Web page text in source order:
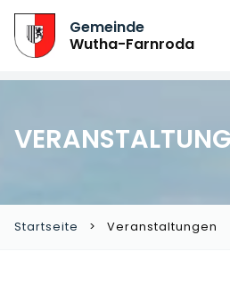
Gemeinde
Wutha-Farnroda
Startseite Veranstaltungen